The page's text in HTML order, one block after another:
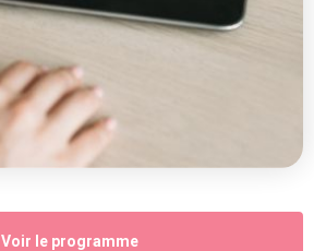
Voir le programme